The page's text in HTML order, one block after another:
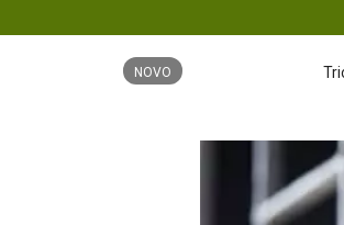
NOVO Trio é preso após